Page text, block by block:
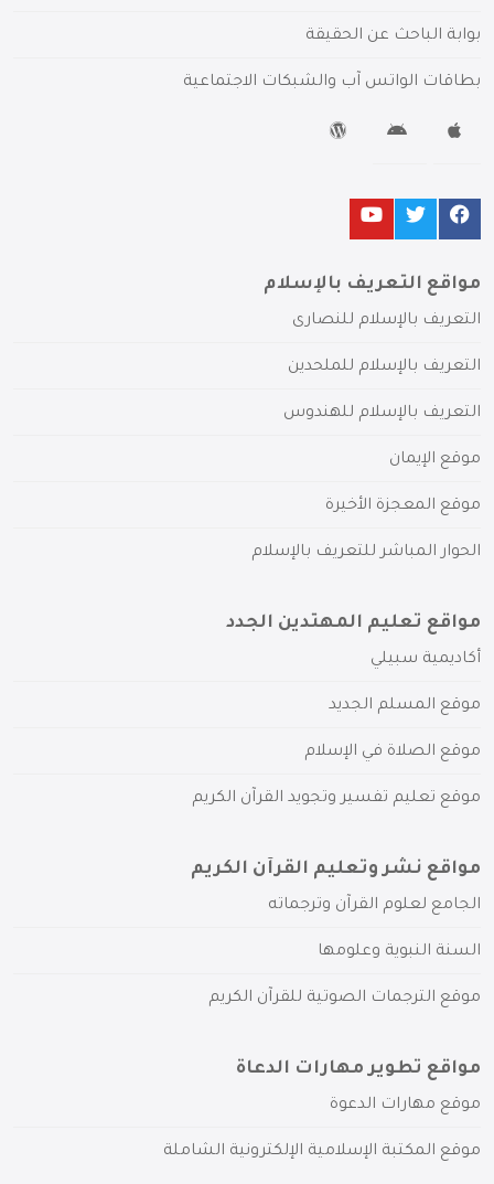
بوابة الباحث عن الحقيقة
بطاقات الواتس آب والشبكات الاجتماعية
مواقع التعريف بالإسلام
التعريف بالإسلام للنصارى
التعريف بالإسلام للملحدين
التعريف بالإسلام للهندوس
موقع الإيمان
موقع المعجزة الأخيرة
الحوار المباشر للتعريف بالإسلام
مواقع تعليم المهتدين الجدد
أكاديمية سبيلي
موقع المسلم الجديد
موقع الصلاة في الإسلام
موقع تعليم تفسير وتجويد القرآن الكريم
مواقع نشر وتعليم القرآن الكريم
الجامع لعلوم القرآن وترجماته
السنة النبوية وعلومها
موقع الترجمات الصوتية للقرآن الكريم
مواقع تطوير مهارات الدعاة
موقع مهارات الدعوة
موقع المكتبة الإسلامية الإلكترونية الشاملة